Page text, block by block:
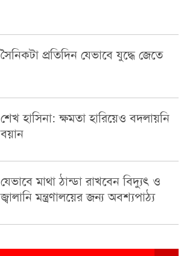
সৈনিকটা প্রতিদিন যেভাবে যুদ্ধে জেতে
শেখ হাসিনা: ক্ষমতা হারিয়েও বদলায়নি
বয়ান
যেভাবে মাথা ঠান্ডা রাখবেন বিদ্যুৎ ও
জ্বালানি মন্ত্রণালয়ের জন্য অবশ্যপাঠ্য